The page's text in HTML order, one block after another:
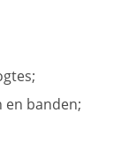
en banden;